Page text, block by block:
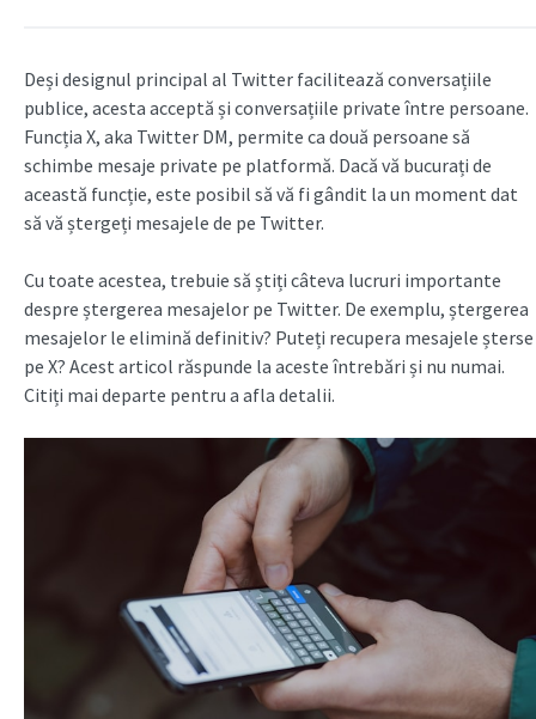
Deși designul principal al Twitter facilitează conversațiile
publice, acesta acceptă și conversațiile private între persoane.
Funcția X, aka Twitter DM, permite ca două persoane să
schimbe mesaje private pe platformă. Dacă vă bucurați de
această funcție, este posibil să vă fi gândit la un moment dat
să vă ștergeți mesajele de pe Twitter.
Cu toate acestea, trebuie să știți câteva lucruri importante
despre ștergerea mesajelor pe Twitter. De exemplu, ștergerea
mesajelor le elimină definitiv? Puteți recupera mesajele șterse
pe X? Acest articol răspunde la aceste întrebări și nu numai.
Citiți mai departe pentru a afla detalii.